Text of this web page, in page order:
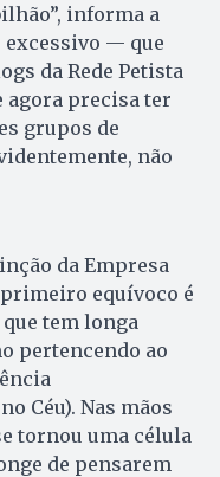
informa a
excessivo — que
da Rede Petista
agora precisa ter
grupos de
não
da Empresa
equívoco é
tem longa
pertencendo ao
Céu). Nas mãos
tornou uma célula
de pensarem